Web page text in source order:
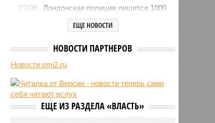
07/08
Лондонская полиция лишится 1000
рабочих мест
Прогулявшуюся голой по Москве
домашний арест
07/08
Спасённая из рабства в Мьянме
стране
07/08
Исландия потребовала от
Евросоюза не вмешиваться в
референдум по членству в
ЕЩЕ НОВОСТИ
НОВОСТИ ПАРТНЕРОВ
Новости smi2.ru
ЕЩЕ ИЗ РАЗДЕЛА «ВЛАСТЬ»